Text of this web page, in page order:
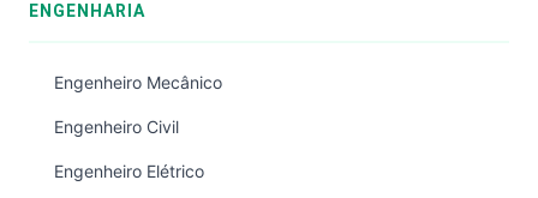
ENGENHARIA
Engenheiro Mecânico
Engenheiro Civil
Engenheiro Elétrico